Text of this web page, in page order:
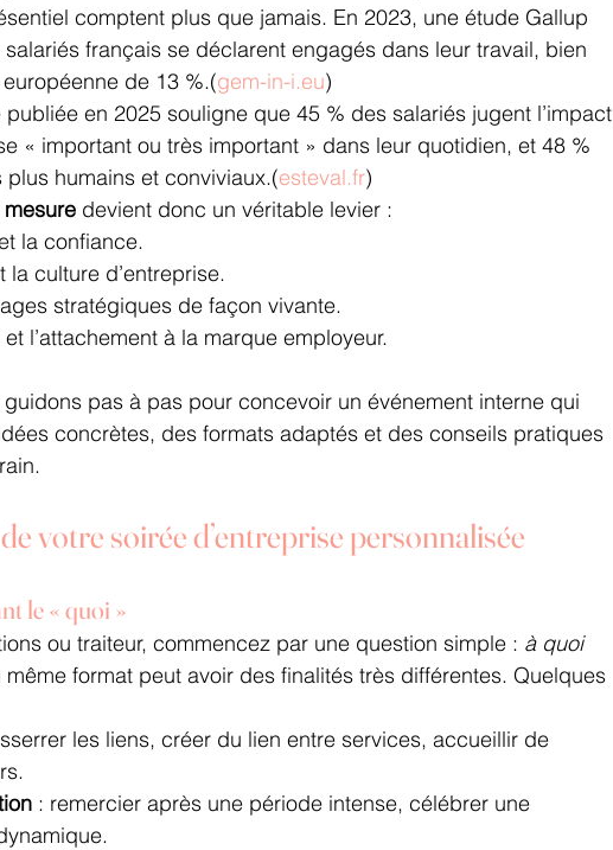
comptent plus que jamais. En 2023, une étude Gallup
français se déclarent engagés dans leur travail, bien
de 13 %.(gem-in-i.eu)
en 2025 souligne que 45 % des salariés jugent l’impact
« important ou très important » dans leur quotidien, et 48 %
humains et conviviaux.(esteval.fr)
devient donc un véritable levier :
la confiance.
culture d’entreprise.
stratégiques de façon vivante.
l’attachement à la marque employeur.
pas à pas pour concevoir un événement interne qui
concrètes, des formats adaptés et des conseils pratiques
votre soirée d’entreprise personnalisée
le « quoi »
ou traiteur, commencez par une question simple : à quoi
format peut avoir des finalités très différentes. Quelques
les liens, créer du lien entre services, accueillir de
: remercier après une période intense, célébrer une